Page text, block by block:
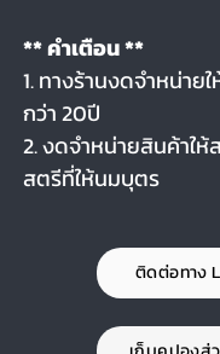
** คำเตือน **
1. ทางร้านงดจำหน่าย
กว่า 20ปี
2. งดจำหน่ายสินค้าใ
สตรีที่ให้นมบุตร
ติดต่อทาง